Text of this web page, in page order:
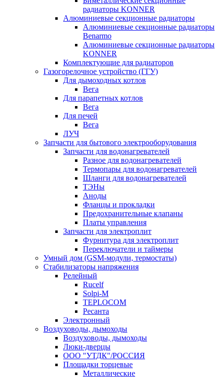
радиаторы KONNER
Алюминиевые секционные радиаторы
Алюминиевые секционные радиаторы
Benarmo
Алюминиевые секционные радиаторы
KONNER
Комплектующие для радиаторов
Газогорелочное устройство (ГГУ)
Для дымоходных котлов
Вега
Для парапетных котлов
Вега
Для печей
Вега
ЛУЧ
Запчасти для бытового электрооборудования
Запчасти для водонагревателей
Разное для водонагревателей
Термопары для водонагревателей
Шланги для водонагревателей
ТЭНы
Аноды
Фланцы и прокладки
Предохранительные клапаны
Платы управления
Запчасти для электроплит
Фурнитура для электроплит
Переключатели и таймеры
Умный дом (GSM-модули, термостаты)
Cтабилизаторы напряжения
Релейный
Rucelf
Solpi-M
TEPLOCOM
Ресанта
Электронный
Воздуховоды, дымоходы
Воздуховоды, дымоходы
Люки-дверцы
ООО "УТДК"/РОССИЯ
Площадки торцевые
Металлические